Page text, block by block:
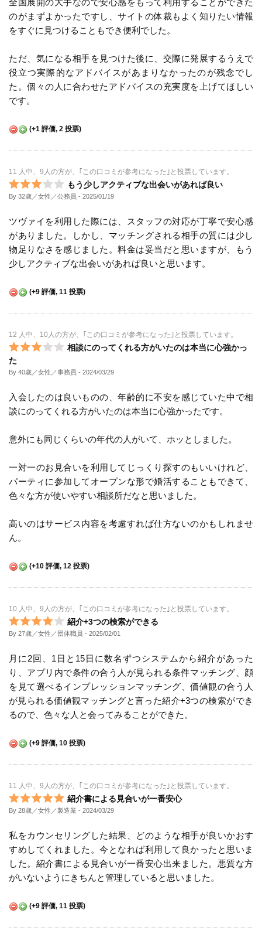
全国展開の大手なので安心感をもって利用することができた
のがまずよかったですし、サイトの体裁もよく知りたい情報
をすぐに見つけることもでき便利でした。
ただ、気になる相手を見つけた後に、交際に発展するうえで
役立つ実際的なアドバイスがあまりなかったのが残念でし
た。個々の人に合わせたアドバイスの充実度を上げてほしい
です。
(+1 評価, 2 投票)
11 人中、9人の方が、｢この口コミが参考になった｣と投票しています。
もう少しアクティブな出会いがあれば良い
By 32歳／女性／公務員 - 2025/01/19
ツヴァイを利用した際には、スタッフの対応が丁寧で安心感
がありました。しかし、マッチングされる相手の質には少し
物足りなさを感じました。料金は妥当だと思いますが、もう
少しアクティブな出会いがあれば良いと思います。
(+9 評価, 11 投票)
12 人中、10人の方が、｢この口コミが参考になった｣と投票しています。
相談にのってくれる方がいたのは本当に心強かっ
た
By 40歳／女性／事務員 - 2024/03/29
入会したのは良いものの、年齢的に不安を感じていた中で相
談にのってくれる方がいたのは本当に心強かったです。
意外にも同じくらいの年代の人がいて、ホッとしました。
一対一のお見合いを利用してじっくり探すのもいいけれど、
パーティに参加してオープンな形で婚活することもできて、
色々な方が使いやすい相談所だなと思いました。
高いのはサービス内容を考慮すれば仕方ないのかもしれませ
ん。
(+10 評価, 12 投票)
10 人中、9人の方が、｢この口コミが参考になった｣と投票しています。
紹介+3つの検索ができる
By 27歳／女性／団体職員 - 2025/02/01
月に2回、1日と15日に数名ずつシステムから紹介があった
り、アプリ内で条件の合う人が見られる条件マッチング、顔
を見て選べるインプレッションマッチング、価値観の合う人
が見られる価値観マッチングと言った紹介+3つの検索ができ
るので、色々な人と会ってみることができた。
(+9 評価, 10 投票)
11 人中、9人の方が、｢この口コミが参考になった｣と投票しています。
紹介書による見合いが一番安心
By 28歳／女性／製造業 - 2024/03/29
私をカウンセリングした結果、どのような相手が良いかおす
すめしてくれました。今となれば利用して良かったと思いま
した。紹介書による見合いが一番安心出来ました。悪質な方
がいないようにきちんと管理していると思いました。
(+9 評価, 11 投票)